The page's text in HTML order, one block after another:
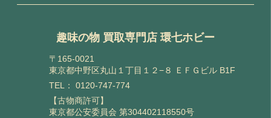
趣味の物 買取専門店 環七ホビー
〒165-0021
東京都中野区丸山１丁目１２−８ ＥＦＧビル B1F
TEL： 0120-747-774
【古物商許可】
東京都公安委員会 第304402118550号